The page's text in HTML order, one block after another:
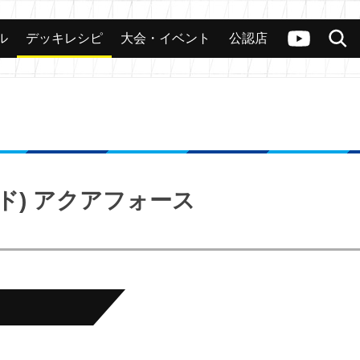
ヴァンガードch
検索
カード 大会 公認店舗 その他
デッキレシピ 大会・イベント 公認店
) アクアフォース